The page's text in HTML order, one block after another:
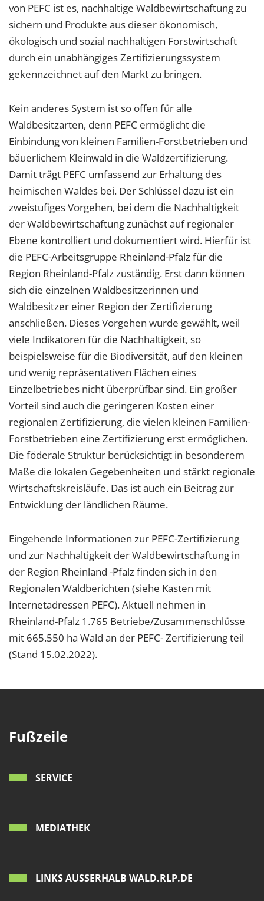
von PEFC ist es, nachhaltige Waldbewirtschaftung zu
sichern und Produkte aus dieser ökonomisch,
ökologisch und sozial nachhaltigen Forstwirtschaft
durch ein unabhängiges Zertifizierungssystem
gekennzeichnet auf den Markt zu bringen.
Kein anderes System ist so offen für alle
Waldbesitzarten, denn PEFC ermöglicht die
Einbindung von kleinen Familien-Forstbetrieben und
bäuerlichem Kleinwald in die Waldzertifizierung.
Damit trägt PEFC umfassend zur Erhaltung des
heimischen Waldes bei. Der Schlüssel dazu ist ein
zweistufiges Vorgehen, bei dem die Nachhaltigkeit
der Waldbewirtschaftung zunächst auf regionaler
Ebene kontrolliert und dokumentiert wird. Hierfür ist
die PEFC-Arbeitsgruppe Rheinland-Pfalz für die
Region Rheinland-Pfalz zuständig. Erst dann können
sich die einzelnen Waldbesitzerinnen und
Waldbesitzer einer Region der Zertifizierung
anschließen. Dieses Vorgehen wurde gewählt, weil
viele Indikatoren für die Nachhaltigkeit, so
beispielsweise für die Biodiversität, auf den kleinen
und wenig repräsentativen Flächen eines
Einzelbetriebes nicht überprüfbar sind. Ein großer
Vorteil sind auch die geringeren Kosten einer
regionalen Zertifizierung, die vielen kleinen Familien-
Forstbetrieben eine Zertifizierung erst ermöglichen.
Die föderale Struktur berücksichtigt in besonderem
Maße die lokalen Gegebenheiten und stärkt regionale
Wirtschaftskreisläufe. Das ist auch ein Beitrag zur
Entwicklung der ländlichen Räume.
Eingehende Informationen zur PEFC-Zertifizierung
und zur Nachhaltigkeit der Waldbewirtschaftung in
der Region Rheinland -Pfalz finden sich in den
Regionalen Waldberichten (siehe Kasten mit
Internetadressen PEFC). Aktuell nehmen in
Rheinland-Pfalz 1.765 Betriebe/Zusammenschlüsse
mit 665.550 ha Wald an der PEFC- Zertifizierung teil
(Stand 15.02.2022).
Fußzeile
SERVICE
MEDIATHEK
LINKS AUSSERHALB WALD.RLP.DE